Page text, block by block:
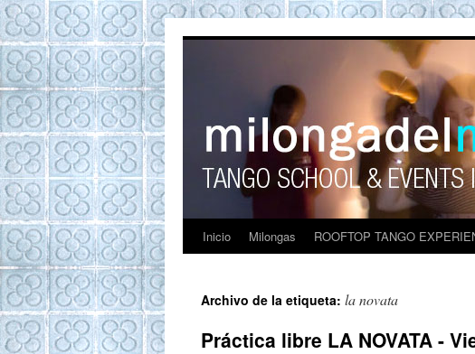
ROOFTOP TANGO
experience. Private Tango Lesson. Rooftop
Tango experience Barcelona. Tango
Barcelona
Inicio Milongas ROOFTOP TANGO
Archivo de la etiqueta: la novata
Práctica libre LA NOVATA -